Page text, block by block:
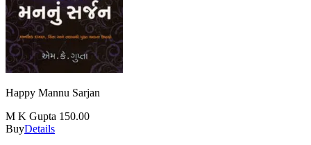
Happy Mannu Sarjan
M K Gupta 150.00
BuyDetails